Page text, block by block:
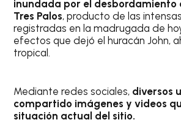
inundada por el desbordamiento
Tres Palos, producto de las
registradas en la madrugada de
efectos que dejó el huracán John,
tropical.
Mediante redes sociales, diversos
compartido imágenes y videos
situación actual del sitio.